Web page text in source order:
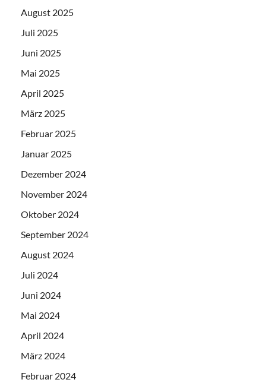
August 2025
Juli 2025
Juni 2025
Mai 2025
April 2025
März 2025
Februar 2025
Januar 2025
Dezember 2024
November 2024
Oktober 2024
September 2024
August 2024
Juli 2024
Juni 2024
Mai 2024
April 2024
März 2024
Februar 2024